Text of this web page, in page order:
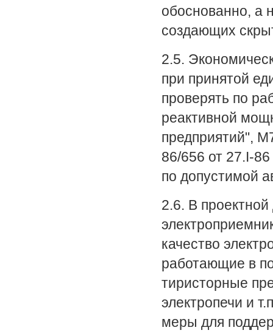
обоснованно, а
создающих
2.5.
при принятой
проверять по
реактивной
предприятий",
86/656 от 27.I-
по допустимой
2.6. В
качество
работающие в
тиристорные
электропечи и
меры для